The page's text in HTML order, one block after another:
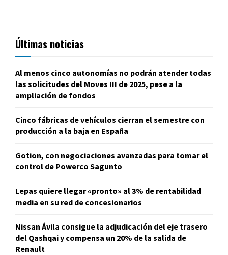
Últimas noticias
Al menos cinco autonomías no podrán atender todas
las solicitudes del Moves III de 2025, pese a la
ampliación de fondos
Cinco fábricas de vehículos cierran el semestre con
producción a la baja en España
Gotion, con negociaciones avanzadas para tomar el
control de Powerco Sagunto
Lepas quiere llegar «pronto» al 3% de rentabilidad
media en su red de concesionarios
Nissan Ávila consigue la adjudicación del eje trasero
del Qashqai y compensa un 20% de la salida de
Renault